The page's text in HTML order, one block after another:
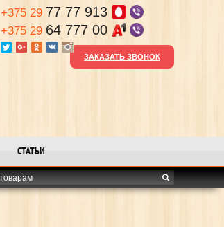
+375 29 77 77 913
+375 29 64 777 00
ЗАКАЗАТЬ ЗВОНОК
СТАТЬИ